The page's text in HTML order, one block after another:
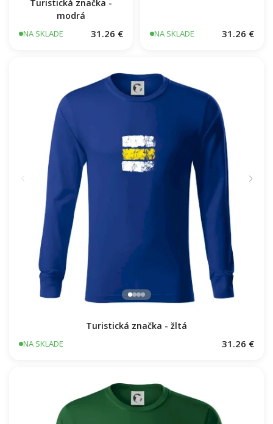
Turistická značka -
modrá
NA SKLADE 31.26 € NA SKLADE 31.26 €
Turistická značka - žltá
NA SKLADE 31.26 €